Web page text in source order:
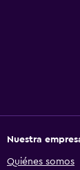
Nuestra
Quiénes somos